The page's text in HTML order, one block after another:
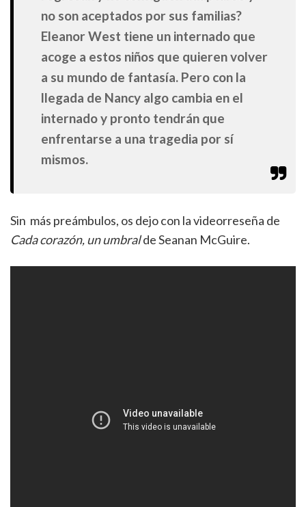
no son aceptados por sus familias?
Eleanor West tiene un internado que
acoge a estos niños que quieren volver
a su mundo de fantasía. Pero con la
llegada de Nancy algo cambia en el
internado y pronto tendrán que
enfrentarse a una tragedia por sí
mismos.
Sin más preámbulos, os dejo con la videorreseña de
Cada corazón, un umbralde Seanan McGuire.